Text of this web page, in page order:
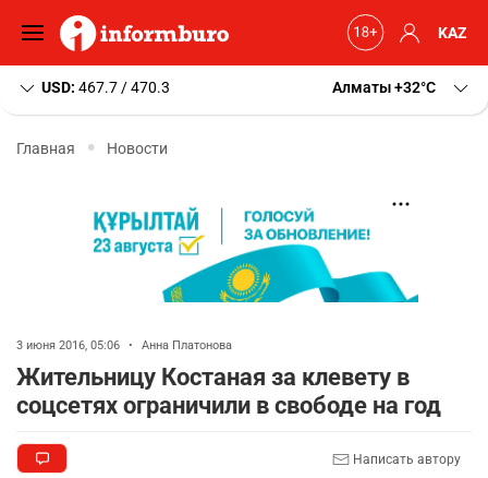
KAZ
USD: 467.7 / 470.3 Алматы+32 C
Главная Новости
3 июня 2016, 05:06 • Анна Платонова
Жительницу Костаная за клевету в
соцсетях ограничили в свободе на год
Написать автору